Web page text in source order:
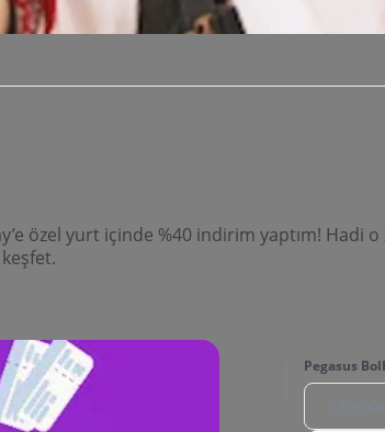
özel yurt içinde %40 indirim yaptım! Hadi o
Pegasus